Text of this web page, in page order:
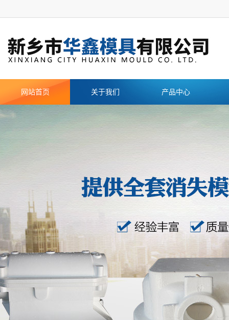
网站首页 关于我们 产品中心